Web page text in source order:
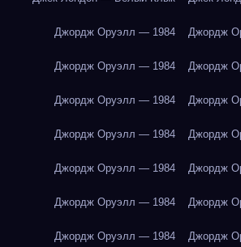
Джордж Оруэлл — 1984 Джордж
Джордж Оруэлл — 1984 Джордж
Джордж Оруэлл — 1984 Джордж
Джордж Оруэлл — 1984 Джордж
Джордж Оруэлл — 1984 Джордж
Джордж Оруэлл — 1984 Джордж
Джордж Оруэлл — 1984 Джордж